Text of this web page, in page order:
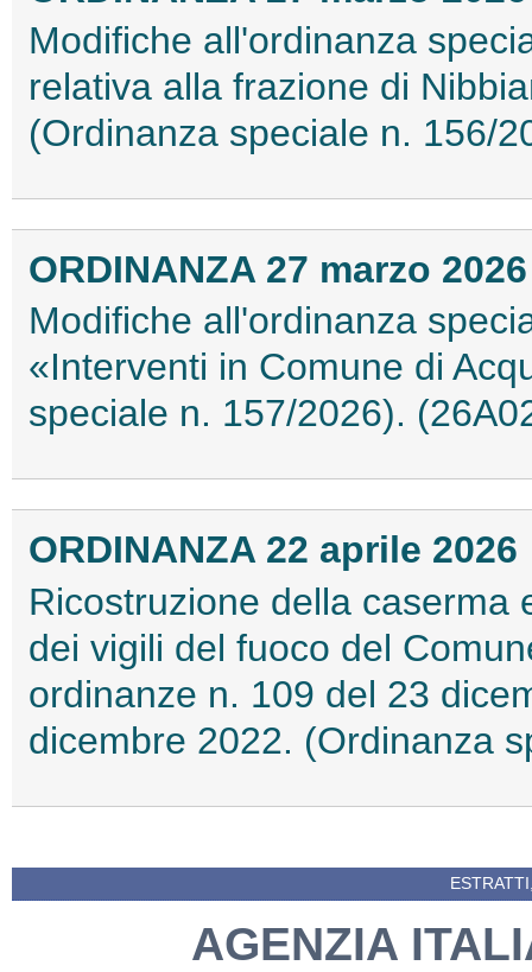
Modifiche all'ordinanza
relativa alla frazione di
(Ordinanza speciale n. 156/
ORDINANZA 27 marzo 2026
Modifiche all'ordinanza
«Interventi in Comune di
speciale n. 157/2026).
ORDINANZA 22 aprile 2026
Ricostruzione della caserma
dei vigili del fuoco del
ordinanze n. 109 del 23
dicembre 2022. (Ordinanza
AGENZIA